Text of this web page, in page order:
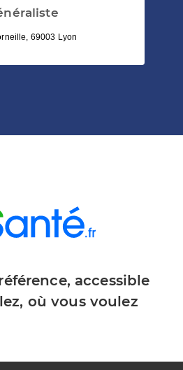
69003 Lyon
accessible
où vous voulez